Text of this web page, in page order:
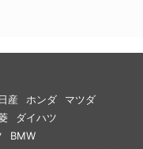
日産 ホンダ
マツダ
ダイハツ
BMW